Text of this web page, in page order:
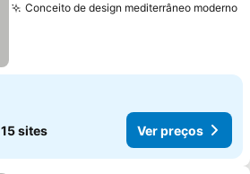
Conceito de design mediterrâneo moderno
15 sites Ver preços